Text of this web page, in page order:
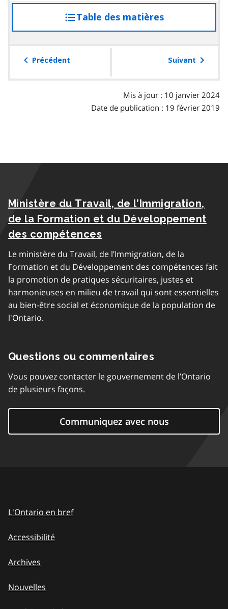
Table des matières
à
table
Précédent Suivant
Mis à jour : 10 janvier 2024
Date de publication : 19 février 2019
Ministère du Travail, de l’Immigration,
de la Formation et du Développement
des compétences
Le ministère du Travail, de l’Immigration, de la
Formation et du Développement des compétences fait
la promotion de pratiques sécuritaires, justes et
harmonieuses en milieu de travail qui sont essentielles
au bien-être social et économique de la population de
l'Ontario.
Questions ou commentaires
Vous pouvez contacter le gouvernement de l’Ontario
de plusieurs façons.
Communiquez avec nous
L'Ontario en bref
Accessibilité
Archives
Nouvelles